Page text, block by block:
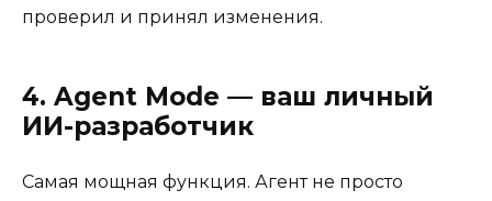
проверил и принял изменения.
4. Agent Mode — ваш личный
ИИ-разработчик
Самая мощная функция. Агент не просто